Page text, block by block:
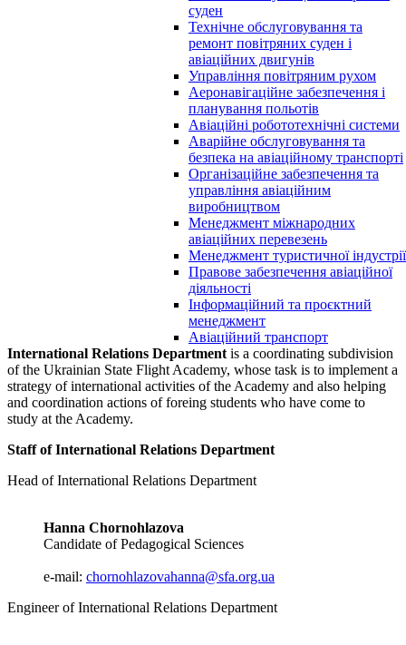
суден
Технічне обслуговування та
ремонт повітряних суден і
авіаційних двигунів
Управління повітряним рухом
Аеронавігаційне забезпечення і
планування польотів
Авіаційні робототехнічні системи
Аварійне обслуговування та
безпека на авіаційному транспорті
Організаційне забезпечення та
управління авіаційним
виробництвом
Менеджмент міжнародних
авіаційних перевезень
Менеджмент туристичної індустрії
Правове забезпечення авіаційної
діяльності
Інформаційний та проєктний
менеджмент
Авіаційний транспорт
International Relations Department is a coordinating subdivision
of the Ukrainian State Flight Academy, whose task is to implement a
strategy of international activities of the Academy and also helping
and coordination actions of foreing students who have come to
study at the Academy.
Staff of International Relations Department
Head of International Relations Department
Hanna Chornohlazova
Candidate of Pedagogical Sciences
e-mail: chornohlazovahanna@sfa.org.ua
Engineer of International Relations Department